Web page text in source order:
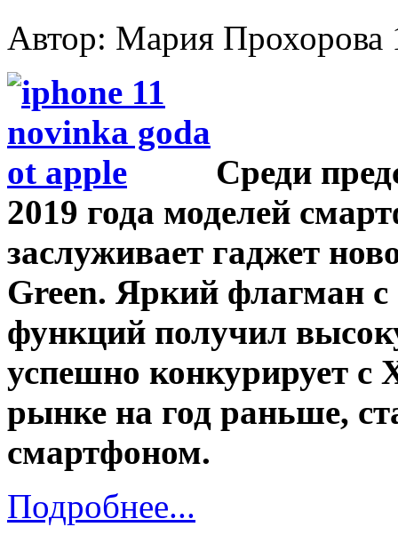
Автор: Мария Прохорова
Среди
2019 года моделей
заслуживает гаджет
Green. Яркий флагман
функций получил
успешно конкурирует с
рынке на год раньше,
смартфоном.
Подробнее...